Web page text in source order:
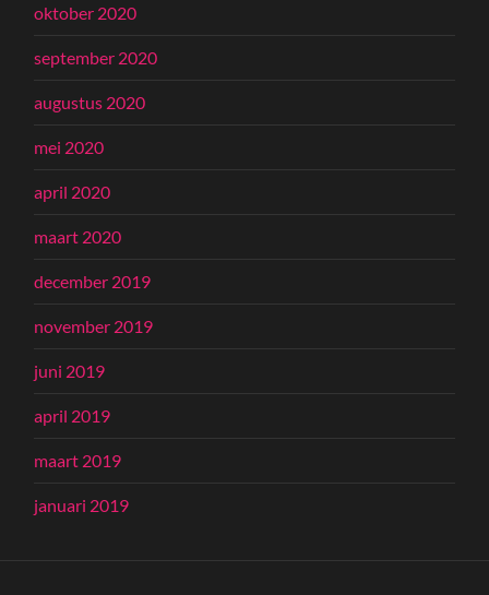
oktober 2020
september 2020
augustus 2020
mei 2020
april 2020
maart 2020
december 2019
november 2019
juni 2019
april 2019
maart 2019
januari 2019